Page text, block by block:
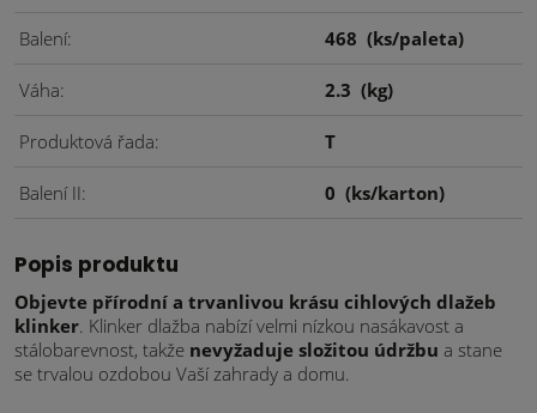
Balení 468 (ks/paleta)
Váha 2.3 (kg)
Produktová řada T
Balení II 0 (ks/karton)
Popis produktu
Objevte přírodní a trvanlivou krásu cihlových dlažeb
klinker. Klinker dlažba nabízí velmi nízkou nasákavost a
stálobarevnost, takže nevyžaduje složitou údržbu a stane
se trvalou ozdobou Vaší zahrady a domu.